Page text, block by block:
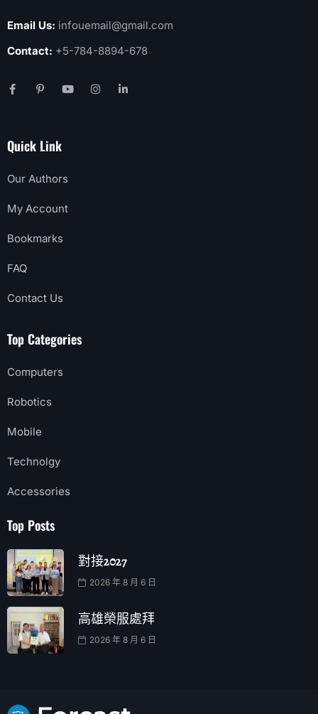
Email Us: infouemail@gmail.com
Contact: +5-784-8894-678
Quick Link
Our Authors
My Account
Bookmarks
FAQ
Contact Us
Top Categories
Computers
Robotics
Mobile
Technolgy
Accessories
Top Posts
對接2027
2026 年 8 月 6 日
高雄榮服處拜
2026 年 8 月 6 日